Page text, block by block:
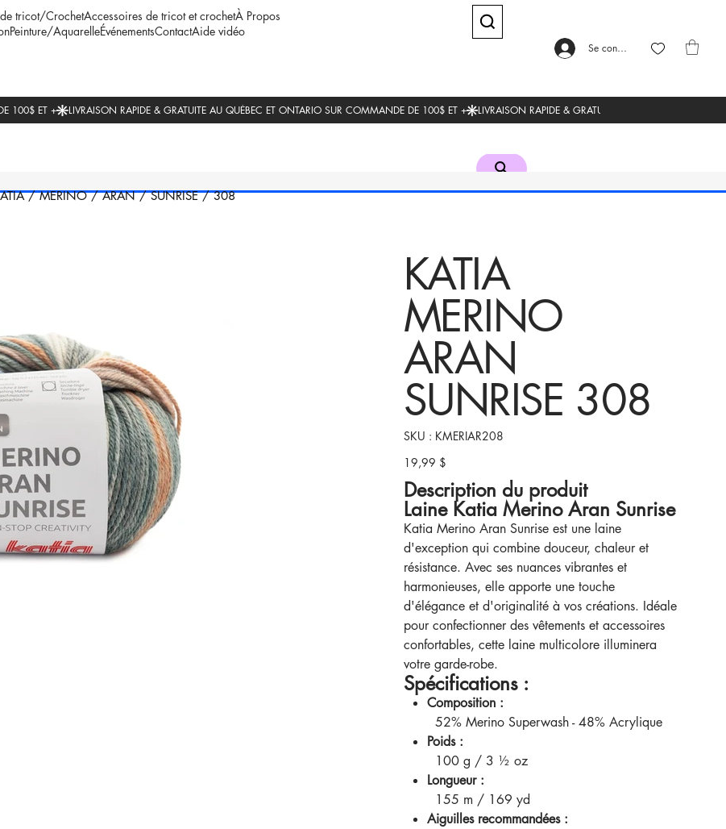
tricot/CrochetAccessoires de tricot et crochetÀ Propos
Peinture/AquarelleÉvénementsContactAide vidéo
Se connecter
/ MERINO / ARAN / SUNRISE / 308
KATIA
MERINO
ARAN
SUNRISE 308
SKU : SKU
KMERIAR208
KMERIAR208
Prix
19,99 $
Description du produit
Laine Katia Merino Aran Sunrise
Katia Merino Aran Sunrise est une laine
d'exception qui combine douceur, chaleur et
résistance. Avec ses nuances vibrantes et
harmonieuses, elle apporte une touche
d'élégance et d'originalité à vos créations. Idéale
pour confectionner des vêtements et accessoires
confortables, cette laine multicolore illuminera
votre garde-robe.
Spécifications :
Composition :
52% Merino Superwash - 48% Acrylique
Poids :
100 g / 3 ½ oz
Longueur :
155 m / 169 yd
Aiguilles recommandées :